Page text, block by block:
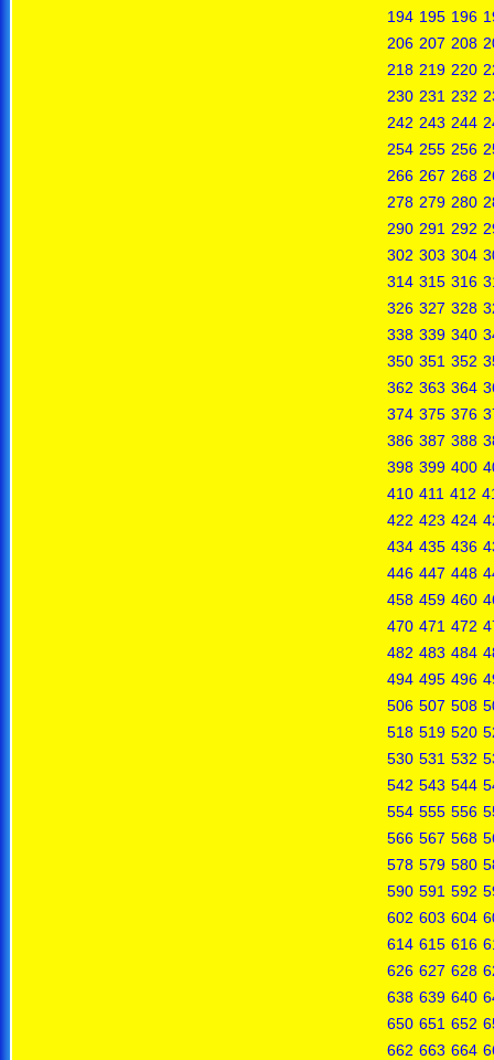
194 195 196
206 207 208
218 219 220
230 231 232
242 243 244
254 255 256
266 267 268
278 279 280
290 291 292
302 303 304
314 315 316
326 327 328
338 339 340
350 351 352
362 363 364
374 375 376
386 387 388
398 399 400
410 411 412
422 423 424
434 435 436
446 447 448
458 459 460
470 471 472
482 483 484
494 495 496
506 507 508
518 519 520
530 531 532
542 543 544
554 555 556
566 567 568
578 579 580
590 591 592
602 603 604
614 615 616
626 627 628
638 639 640
650 651 652
662 663 664